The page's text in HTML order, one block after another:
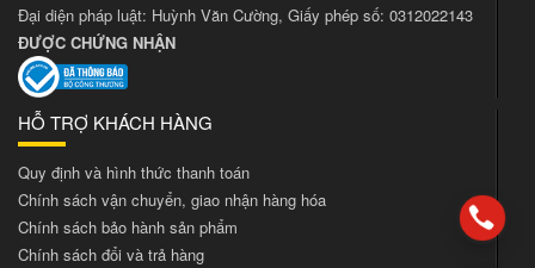
Đại diện pháp luật: Huỳnh Văn Cường, Giấy phép số: 0312022143
ĐƯỢC CHỨNG NHẬN
HỖ TRỢ KHÁCH HÀNG
Quy định và hình thức thanh toán
Chính sách vận chuyển, giao nhận hàng hóa
Chính sách bảo hành sản phẩm
Chính sách đổi và trả hàng